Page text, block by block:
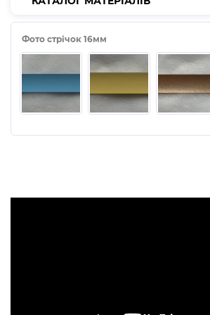
Монтаж — клопітлива та важлива
довіритись спеціалістам компанії
виконають монтаж горизонтальних
Хмельницькому професійно.
Ви маєте нагоду скористатися
Фото стрічок 16мм